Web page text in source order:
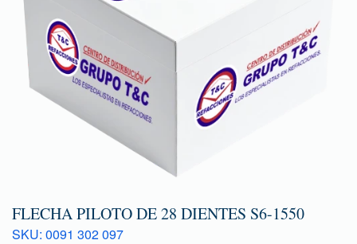
FLECHA PILOTO DE 28 DIENTES S6-1550
SKU: 0091 302 097